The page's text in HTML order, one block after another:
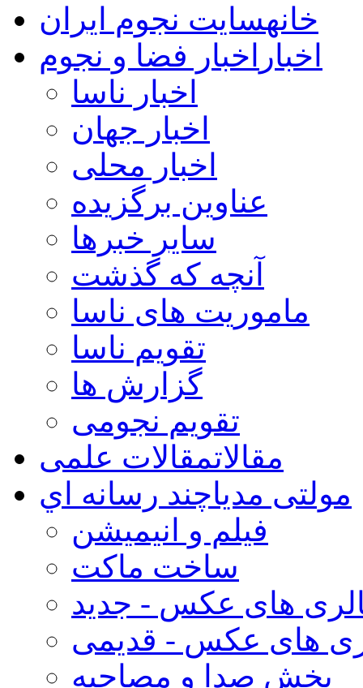
خانهسایت نجوم ایران
اخبار اخبار فضا و نجوم
اخبار ناسا
اخبار جهان
اخبار محلی
عناوین برگزیده
سایر خبرها
آنچه که گذشت
ماموریت های ناسا
تقویم ناسا
گزارش ها
تقویم نجومی
مقالاتمقالات علمی
مولتی مدیاچند رسانه اي
فیلم و انیمیشن
ساخت ماکت
های عکس - جدید
های عکس - قدیمی
بخش صدا و مصاحبه